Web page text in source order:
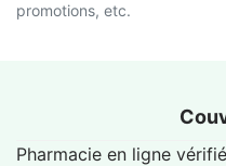
promotions, etc.
Pharmacie en ligne